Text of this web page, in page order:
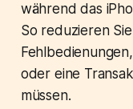
während das
So reduzieren
oder eine
müssen.